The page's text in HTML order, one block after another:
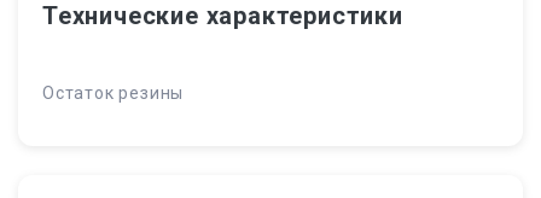
Технические характеристики
Остаток резины